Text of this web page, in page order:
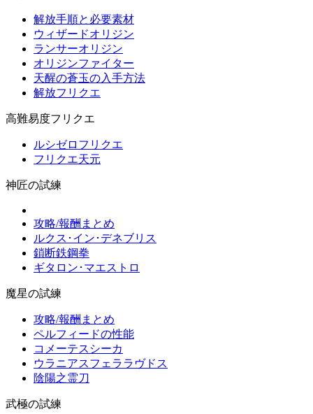
解放手順と必要素材
ウィザードオリジン
ランサーオリジン
オリジンファイター
天醒の蒼玉の入手方法
解放フリクエ
高難易度フリクエ
ルシゼロフリクエ
フリクエ天元
神匠の試練
攻略/報酬まとめ
ルクス･イン･デネブリス
鎖断鉄鋼拳
ギタロン･マエストロ
魔星の試練
攻略/報酬まとめ
ペルフィードの性能
コメーテスシーカ
ウラニアスフェララヴドス
陰陽之霊刀
武極の試練